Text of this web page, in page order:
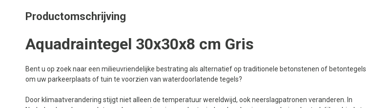
Productomschrijving
Aquadraintegel 30x30x8 cm Gris
Bent u op zoek naar een milieuvriendelijke bestrating als alternatief op traditionele betonstenen of betontegels
om uw parkeerplaats of tuin te voorzien van waterdoorlatende tegels?
Door klimaatverandering stijgt niet alleen de temperatuur wereldwijd, ook neerslagpatronen veranderen. In